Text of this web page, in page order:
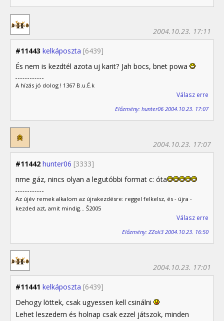
#11443 kelkáposzta [6439]
2004.10.23. 17:11
És nem is kezdtél azota uj karit? Jah bocs, bnet powa
A hízás jó dolog ! 1367 B.u.É.k
Válasz erre
Előzmény: hunter06 2004.10.23. 17:07
#11442 hunter06 [3333]
2004.10.23. 17:07
nme gáz, nincs olyan a legutóbbi format c: óta
Az újév remek alkalom az újrakezdésre: reggel felkelsz, és - újra -
kezded azt, amit mindig... Š2005
Válasz erre
Előzmény: ZZoli3 2004.10.23. 16:50
#11441 kelkáposzta [6439]
2004.10.23. 17:01
Dehogy löttek, csak ugyessen kell csinálni
Lehet leszedem és holnap csak ezzel játszok, minden